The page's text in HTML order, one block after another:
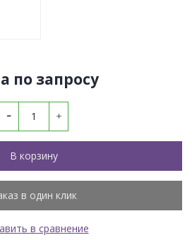
по запросу
В корзину
в один клик
в сравнение